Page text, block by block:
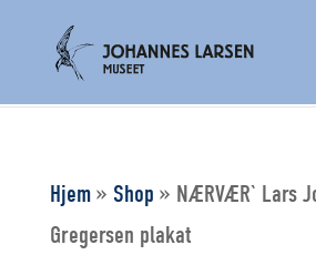
Hjem» Shop » NÆRVÆR` Lars
Gregersen plakat